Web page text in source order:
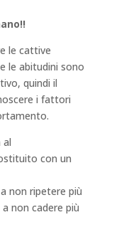
le cattive
le abitudini sono
quindi il
i fattori
al
con un
non ripetere più
non cadere più